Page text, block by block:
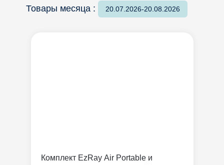
Товары месяца : 20.07.2026-20.08.2026
Комплект EzRay Air Portable и